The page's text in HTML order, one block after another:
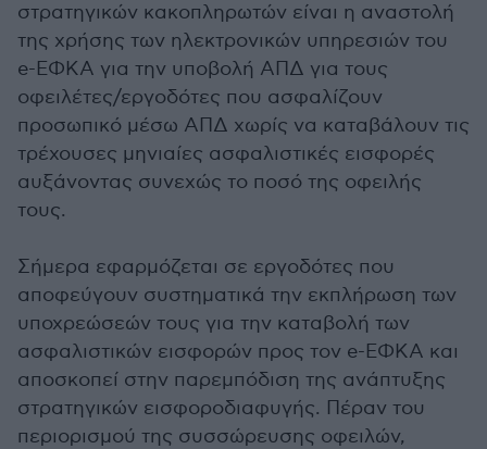
στρατηγικών κακοπληρωτών είναι η αναστολή
της χρήσης των ηλεκτρονικών υπηρεσιών του
e-ΕΦΚΑ για την υποβολή ΑΠΔ για τους
οφειλέτες/εργοδότες που ασφαλίζουν
προσωπικό μέσω ΑΠΔ χωρίς να καταβάλουν τις
τρέχουσες μηνιαίες ασφαλιστικές εισφορές
αυξάνοντας συνεχώς το ποσό της οφειλής
τους.
Σήμερα εφαρμόζεται σε εργοδότες που
αποφεύγουν συστηματικά την εκπλήρωση των
υποχρεώσεών τους για την καταβολή των
ασφαλιστικών εισφορών προς τον e-ΕΦΚΑ και
αποσκοπεί στην παρεμπόδιση της ανάπτυξης
στρατηγικών εισφοροδιαφυγής. Πέραν του
περιορισμού της συσσώρευσης οφειλών,